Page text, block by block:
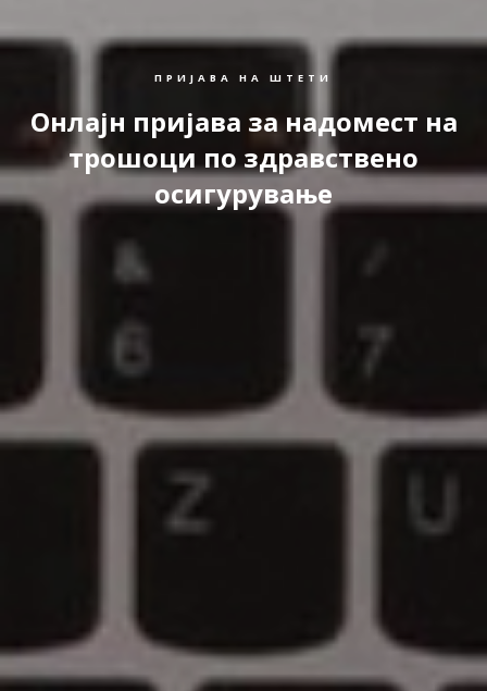
ПРИЈАВА НА ШТЕТИ
Онлајн пријава за надомест на
трошоци по здравствено
осигурување